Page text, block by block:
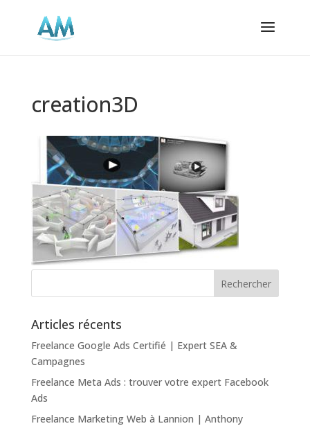
creation3D
Articles récents
Freelance Google Ads Certifié | Expert SEA &
Campagnes
Freelance Meta Ads : trouver votre expert Facebook
Ads
Freelance Marketing Web à Lannion | Anthony